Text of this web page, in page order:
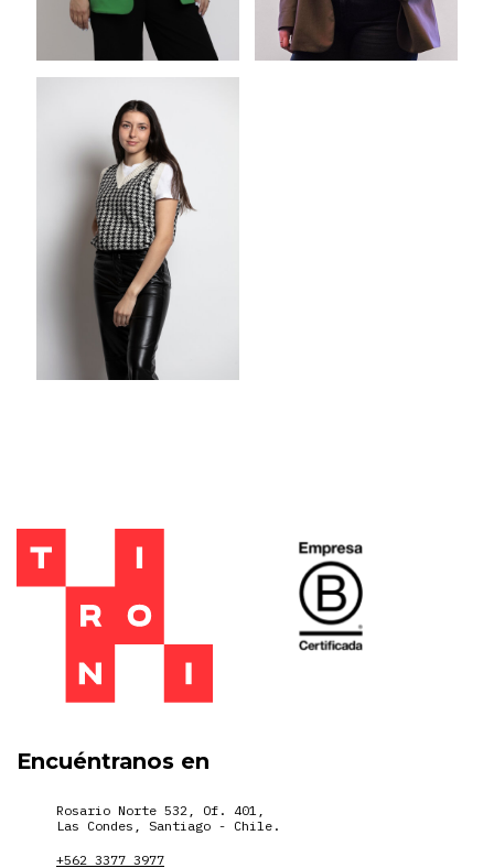
Encuéntranos en
Rosario Norte 532, Of. 401,
Las Condes, Santiago - Chile.
+562 3377 3977